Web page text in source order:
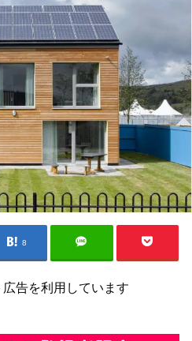
8
告を利用しています